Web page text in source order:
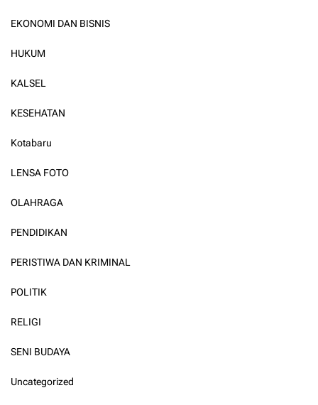
EKONOMI DAN BISNIS
HUKUM
KALSEL
KESEHATAN
Kotabaru
LENSA FOTO
OLAHRAGA
PENDIDIKAN
PERISTIWA DAN KRIMINAL
POLITIK
RELIGI
SENI BUDAYA
Uncategorized